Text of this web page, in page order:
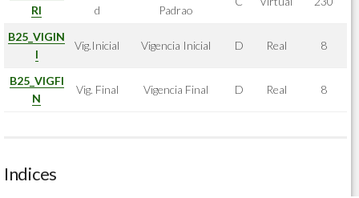
RI
d
Padrao
B25_VIGIN
I
Vig.Inicial Vigencia Inicial D Real 8
B25_VIGFI
N
Vig. Final Vigencia Final D Real 8
Indices